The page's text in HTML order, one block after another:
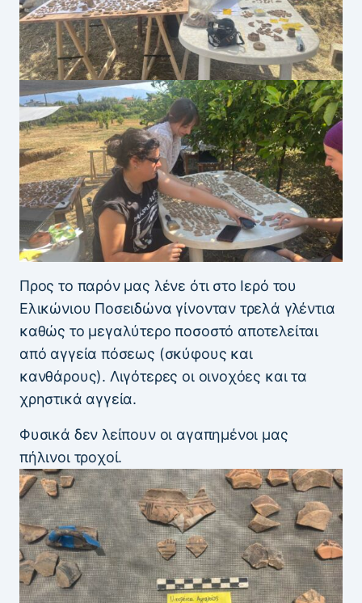
Προς το παρόν μας λένε ότι στο Ιερό του
Ελικώνιου Ποσειδώνα γίνονταν τρελά γλέντια
καθώς το μεγαλύτερο ποσοστό αποτελείται
από αγγεία πόσεως (σκύφους και
κανθάρους). Λιγότερες οι οινοχόες και τα
χρηστικά αγγεία.
Φυσικά δεν λείπουν οι αγαπημένοι μας
πήλινοι τροχοί.